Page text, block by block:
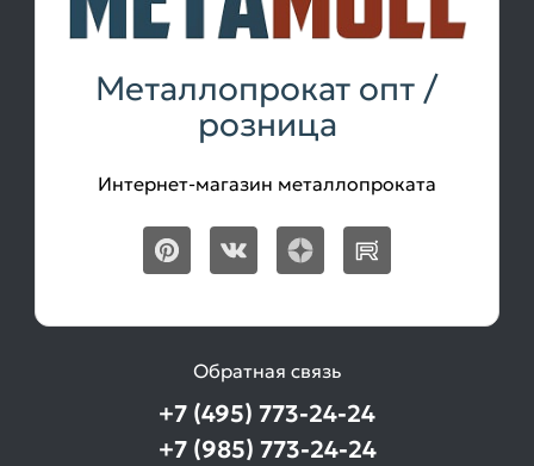
Металлопрокат опт /
розница
Интернет-магазин металлопроката
Обратная связь
+7 (495) 773-24-24
+7 (985) 773-24-24